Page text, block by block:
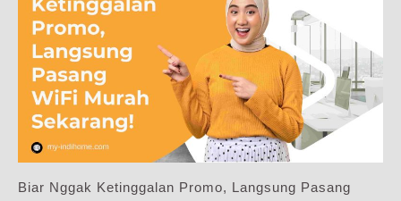
Biar Nggak Ketinggalan Promo, Langsung Pasang